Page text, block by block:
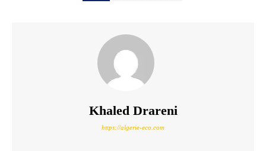
Khaled Drareni
https://algerie-eco.com